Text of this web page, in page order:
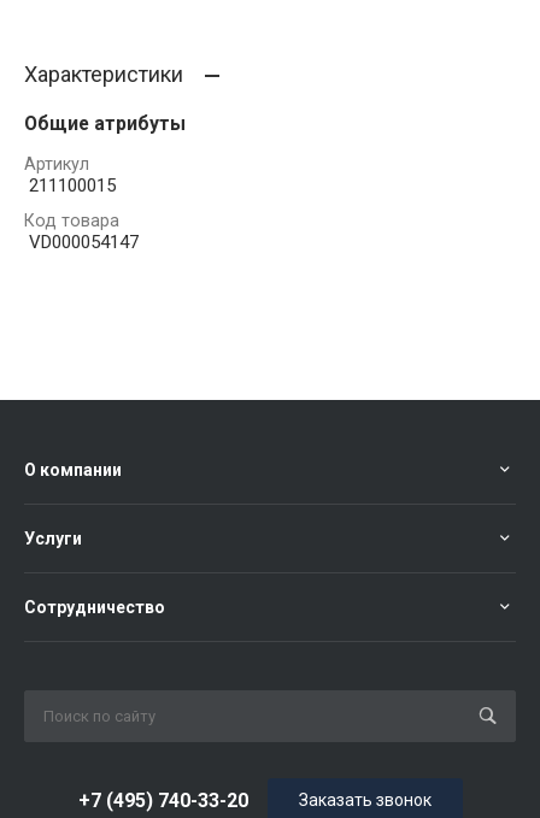
Характеристики
Общие атрибуты
Артикул
211100015
Код товара
VD000054147
О компании
Услуги
Сотрудничество
+7 (495) 740-33-20 Заказать звонок